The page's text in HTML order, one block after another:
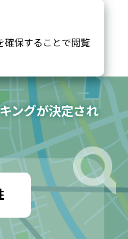
確保することで閲覧
ングが決定され